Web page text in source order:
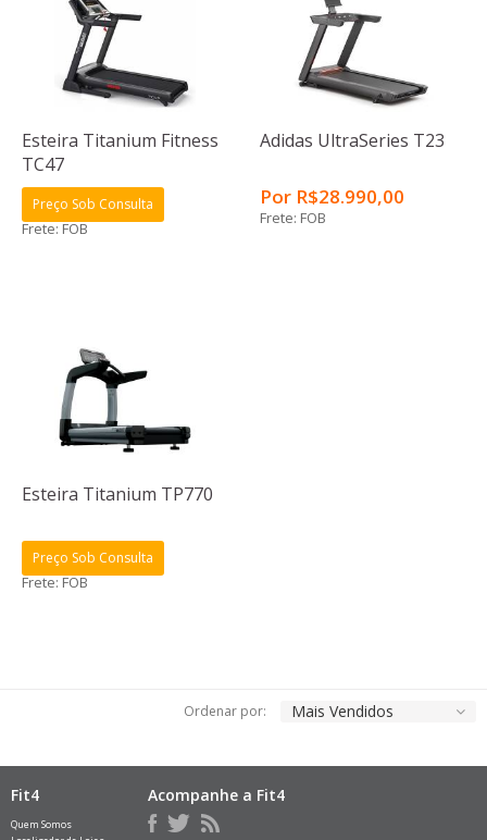
Esteira Titanium Fitness
TC47
Preço Sob Consulta
Frete: FOB
Adidas UltraSeries T23
Por R$28.990,00
Frete: FOB
Esteira Titanium TP770
Preço Sob Consulta
Frete: FOB
Ordenar por: Mais Vendidos
Fit4
Quem Somos
Acompanhe a Fit4